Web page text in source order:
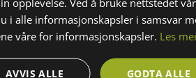
varer, hvis det skulle inntreffe
eller andre forhold som
over.
om eventuelle feil i
i alle informasjonskapsler i samsvar
våre for informasjonskapsler. Les
GODTA ALLE
AVVIS ALLE